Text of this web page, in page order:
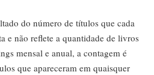
do número de títulos que cada
e não reflete a quantidade de livros
mensal e anual, a contagem é
que apareceram em quaisquer